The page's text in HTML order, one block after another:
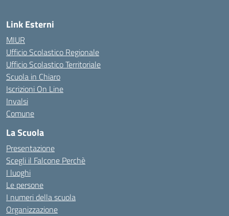
Link Esterni
MIUR
Ufficio Scolastico Regionale
Ufficio Scolastico Territoriale
Scuola in Chiaro
Iscrizioni On Line
Invalsi
Comune
La Scuola
Presentazione
Scegli il Falcone Perchè
I luoghi
Le persone
I numeri della scuola
Organizzazione